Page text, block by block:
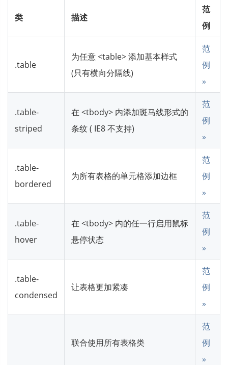
类 描述
范
例
.table
为任意 <table> 添加基本样式
(只有横向分隔线)
范
例
»
.table-
striped
在 <tbody> 内添加斑马线形式的
条纹 ( IE8 不支持)
范
例
»
.table-
bordered
为所有表格的单元格添加边框
范
例
»
.table-
hover
在 <tbody> 内的任一行启用鼠标
悬停状态
范
例
»
.table-
condensed
让表格更加紧凑
范
例
»
联合使用所有表格类
范
例
»